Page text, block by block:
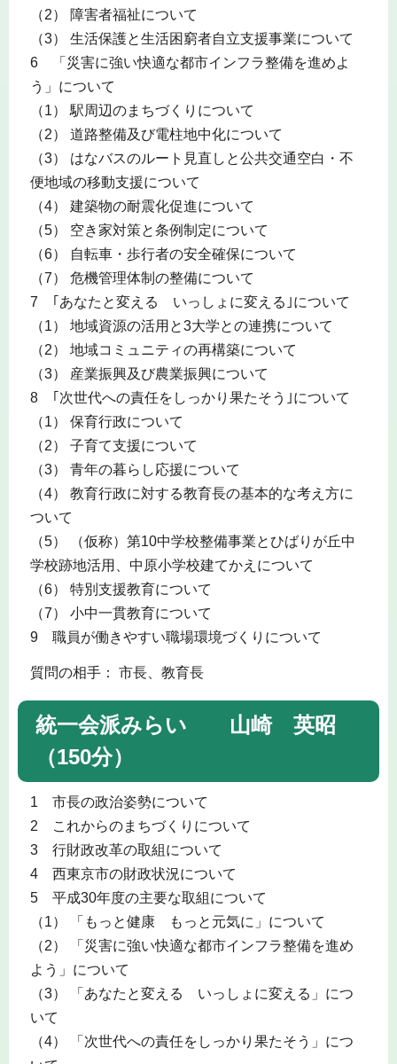
（2） 障害者福祉について
（3） 生活保護と生活困窮者自立支援事業について
6 「災害に強い快適な都市インフラ整備を進めよ
う」について
（1） 駅周辺のまちづくりについて
（2） 道路整備及び電柱地中化について
（3） はなバスのルート見直しと公共交通空白・不
便地域の移動支援について
（4） 建築物の耐震化促進について
（5） 空き家対策と条例制定について
（6） 自転車・歩行者の安全確保について
（7） 危機管理体制の整備について
7 ｢あなたと変える いっしょに変える｣について
（1） 地域資源の活用と3大学との連携について
（2） 地域コミュニティの再構築について
（3） 産業振興及び農業振興について
8 ｢次世代への責任をしっかり果たそう｣について
（1） 保育行政について
（2） 子育て支援について
（3） 青年の暮らし応援について
（4） 教育行政に対する教育長の基本的な考え方に
ついて
（5） （仮称）第10中学校整備事業とひばりが丘中
学校跡地活用、中原小学校建てかえについて
（6） 特別支援教育について
（7） 小中一貫教育について
9 職員が働きやすい職場環境づくりについて
質問の相手： 市長、教育長
統一会派みらい 山崎 英昭
（150分）
1 市長の政治姿勢について
2 これからのまちづくりについて
3 行財政改革の取組について
4 西東京市の財政状況について
5 平成30年度の主要な取組について
（1） 「もっと健康 もっと元気に」について
（2） 「災害に強い快適な都市インフラ整備を進め
よう」について
（3） 「あなたと変える いっしょに変える」につ
いて
（4） 「次世代への責任をしっかり果たそう」につ